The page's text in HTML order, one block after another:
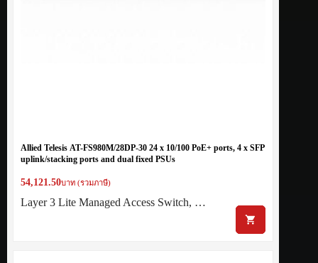
Allied Telesis AT-FS980M/28DP-30 24 x 10/100 PoE+ ports, 4 x SFP
uplink/stacking ports and dual fixed PSUs
54,121.50บาท (รวมภาษี)
Layer 3 Lite Managed Access Switch, …